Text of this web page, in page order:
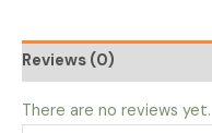
Reviews (0)
There are no reviews yet.